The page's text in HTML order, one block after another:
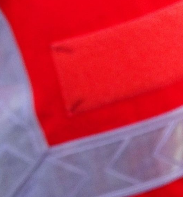
Hinweis auf
und YouTube:
ankreuzen
a DSGVO
Gerichtshof
und zu
werden
Ausführlich